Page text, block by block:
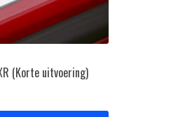
(Korte uitvoering)